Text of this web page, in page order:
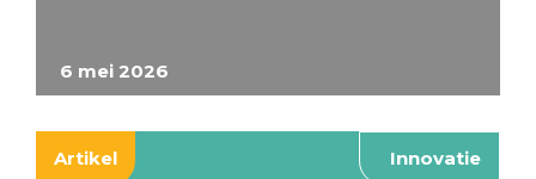
6 mei 2026
Artikel Innovatie